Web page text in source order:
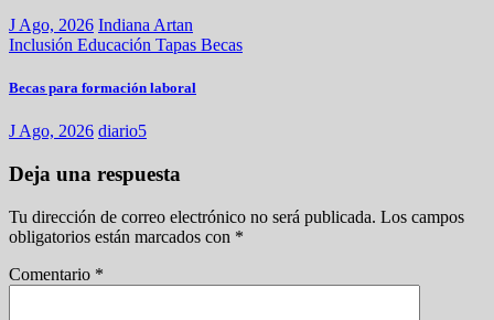
J Ago, 2026 Indiana Artan
Inclusión Educación Tapas Becas
Becas para formación laboral
J Ago, 2026 diario5
Deja una respuesta
Tu dirección de correo electrónico no será publicada. Los campos
obligatorios están marcados con *
Comentario *